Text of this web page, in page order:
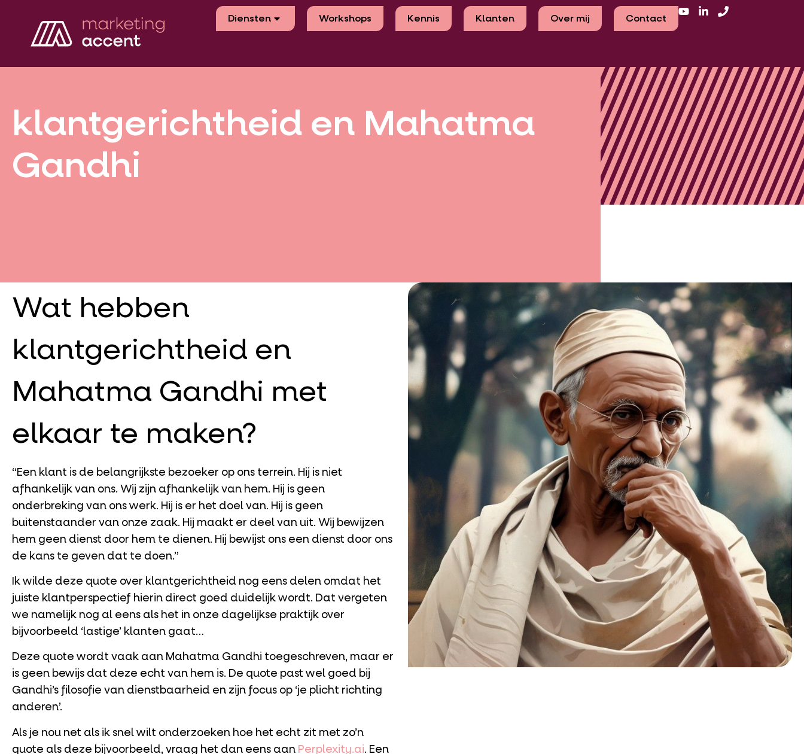
Diensten Workshops Kennis Klanten Over mij Contact
klantgerichtheid en Mahatma
Gandhi
Wat hebben
klantgerichtheid en
Mahatma Gandhi met
elkaar te maken?
“Een klant is de belangrijkste bezoeker op ons terrein. Hij is niet
afhankelijk van ons. Wij zijn afhankelijk van hem. Hij is geen
onderbreking van ons werk. Hij is er het doel van. Hij is geen
buitenstaander van onze zaak. Hij maakt er deel van uit. Wij bewijzen
hem geen dienst door hem te dienen. Hij bewijst ons een dienst door ons
de kans te geven dat te doen.”
Ik wilde deze quote over klantgerichtheid nog eens delen omdat het
juiste klantperspectief hierin direct goed duidelijk wordt. Dat vergeten
we namelijk nog al eens als het in onze dagelijkse praktijk over
bijvoorbeeld ‘lastige’ klanten gaat…
Deze quote wordt vaak aan Mahatma Gandhi toegeschreven, maar er
is geen bewijs dat deze echt van hem is. De quote past wel goed bij
Gandhi’s filosofie van dienstbaarheid en zijn focus op ‘je plicht richting
anderen’.
Als je nou net als ik snel wilt onderzoeken hoe het echt zit met zo’n
quote als deze bijvoorbeeld, vraag het dan eens aan Perplexity.ai. Een